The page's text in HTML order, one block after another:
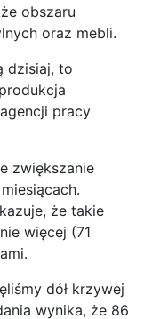
obszaru
oraz mebli.
dzisiaj, to
pracy
zwiększanie
że takie
więcej (71
dół krzywej
wynika, że 86